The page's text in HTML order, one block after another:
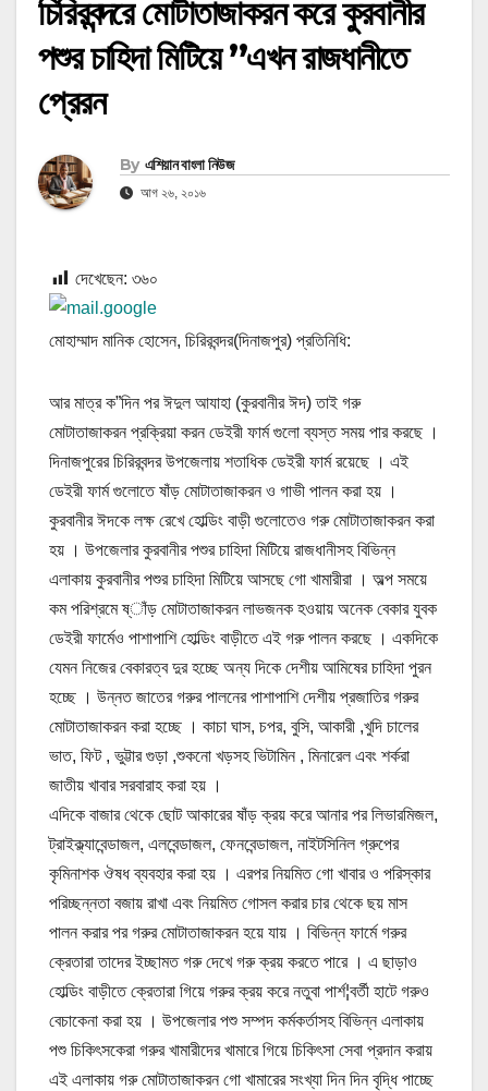
চিরিরবন্দরে মোটাতাজাকরন করে কুরবানীর
পশুর চাহিদা মিটিয়ে ”এখন রাজধানীতে
প্রেরন
By এশিয়ান বাংলা নিউজ
আগ ২৬, ২০১৬
দেখেছেন: ৩৬০
মোহাম্মাদ মানিক হোসেন, চিরিরবন্দর(দিনাজপুর) প্রতিনিধি:
আর মাত্র ক”দিন পর ঈদুল আযাহা (কুরবানীর ঈদ) তাই গরু
মোটাতাজাকরন প্রক্রিয়া করন ডেইরী ফার্ম গুলো ব্যস্ত সময় পার করছে ।
দিনাজপুরের চিরিরবন্দর উপজেলায় শতাধিক ডেইরী ফার্ম রয়েছে । এই
ডেইরী ফার্ম গুলোতে ষাঁড় মোটাতাজাকরন ও গাভী পালন করা হয় ।
কুরবানীর ঈদকে লক্ষ রেখে হোল্ডিং বাড়ী গুলোতেও গরু মোটাতাজাকরন করা
হয় । উপজেলার কুরবানীর পশুর চাহিদা মিটিয়ে রাজধানীসহ বিভিন্ন
এলাকায় কুরবানীর পশুর চাহিদা মিটিয়ে আসছে গো খামারীরা । অল্প সময়ে
কম পরিশ্রমে ষ্াঁড় মোটাতাজাকরন লাভজনক হওয়ায় অনেক বেকার যুবক
ডেইরী ফার্মেও পাশাপাশি হোল্ডিং বাড়ীতে এই গরু পালন করছে । একদিকে
যেমন নিজের বেকারত্ব দুর হচ্ছে অন্য দিকে দেশীয় আমিষের চাহিদা পুরন
হচ্ছে । উন্নত জাতের গরুর পালনের পাশাপাশি দেশীয় প্রজাতির গরুর
মোটাতাজাকরন করা হচ্ছে । কাচা ঘাস, চপর, বুসি, আকারী ,খুদি চালের
ভাত, ফিট , ভুট্টার গুড়া ,শুকনো খড়সহ ভিটামিন , মিনারেল এবং শর্করা
জাতীয় খাবার সরবারাহ করা হয় ।
এদিকে বাজার থেকে ছোট আকারের ষাঁড় ক্রয় করে আনার পর লিভারমিজল,
ট্রাইক্ল্যাবেন্ডাজল, এলবেন্ডাজল, ফেনবেন্ডাজল, নাইটসিনিল গ্রুপের
কৃমিনাশক ঔষধ ব্যবহার করা হয় । এরপর নিয়মিত গো খাবার ও পরিস্কার
পরিচ্ছন্নতা বজায় রাখা এবং নিয়মিত গোসল করার চার থেকে ছয় মাস
পালন করার পর গরুর মোটাতাজাকরন হয়ে যায় । বিভিন্ন ফার্মে গরুর
ক্রেতারা তাদের ইচ্ছামত গরু দেখে গরু ক্রয় করতে পারে । এ ছাড়াও
হোল্ডিং বাড়ীতে ক্রেতারা গিয়ে গরুর ক্রয় করে নতুবা পার্শ¦বর্তী হাটে গরুও
বেচাকেনা করা হয় । উপজেলার পশু সম্পদ কর্মকর্তাসহ বিভিন্ন এলাকায়
পশু চিকিৎসকেরা গরুর খামারীদের খামারে গিয়ে চিকিৎসা সেবা প্রদান করায়
এই এলাকায় গরু মোটাতাজাকরন গো খামারের সংখ্যা দিন দিন বৃদ্ধি পাচ্ছে